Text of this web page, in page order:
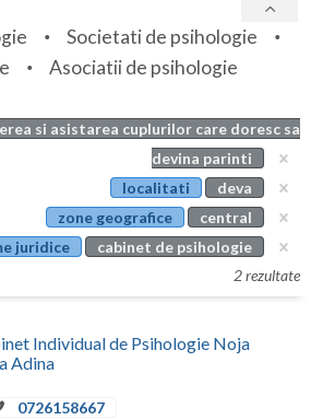
Societati de psihologie
Asociatii de psihologie
si asistarea cuplurilor care doresc sa
devina parinti
localitati
deva
zone geografice
central
juridice
cabinet de psihologie
2 rezultate
Individual de Psihologie Noja
Adina
0726158667